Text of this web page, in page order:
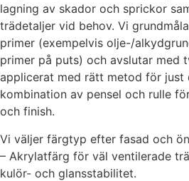
lagning av skador och sprickor
trädetaljer vid behov. Vi
primer (exempelvis olje-/
primer på puts) och avslutar med
applicerat med rätt metod för just
kombination av pensel och rulle
och finish.
Vi väljer färgtyp efter fasad och
– Akrylatfärg för väl ventilerade
kulör- och glansstabilitet.